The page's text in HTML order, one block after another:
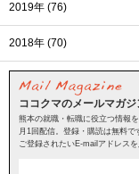
2019年 (76)
2018年 (70)
ココクマのメールマガ
熊本の就職・転職に役立つ情報
月1回配信。登録・購読は無料で
ご登録されたいE-mailアドレス